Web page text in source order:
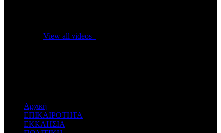
View all videos
Αρχική
ΕΠΙΚΑΙΡΟΤΗΤΑ
ΕΚΚΛΗΣΙΑ